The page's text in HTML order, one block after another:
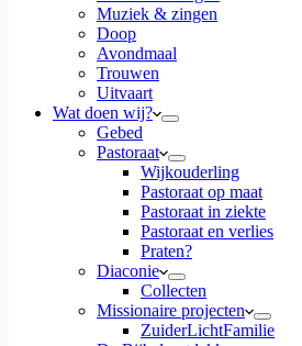
Muziek & zingen
Doop
Avondmaal
Trouwen
Uitvaart
Wat doen wij?
Gebed
Pastoraat
Wijkouderling
Pastoraat op maat
Pastoraat in ziekte
Pastoraat en verlies
Praten?
Diaconie
Collecten
Missionaire projecten
ZuiderLichtFamilie